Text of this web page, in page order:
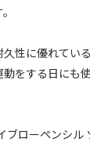
性に優れてい
をする日にも
ブローペンシル